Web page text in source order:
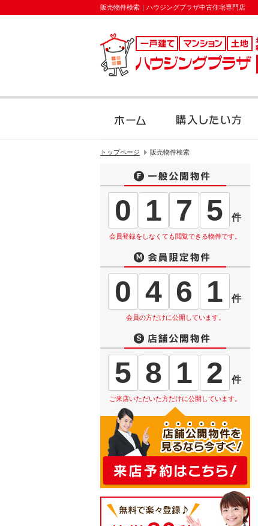
販売物件検索｜ハウジングプラザ中古住宅専門店
トップページ 販売物件検索
0 1 7 5 件
会員登録をしなくても閲覧できる物件です。
0 4 6 1 件
会員の方だけに公開しています。
5 8 1 2 件
ご来店いただいた方だけに公開しています。